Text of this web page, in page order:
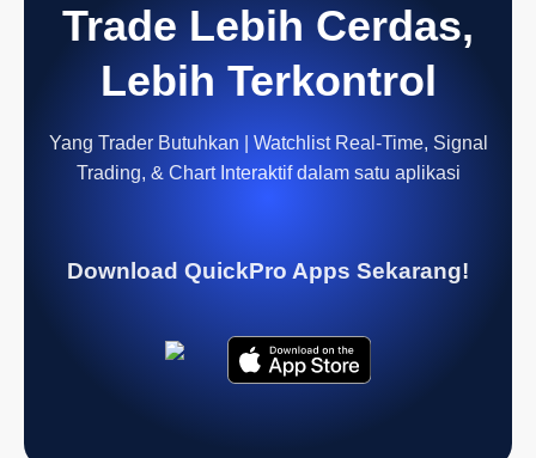
Trade Lebih Cerdas,
Lebih Terkontrol
Yang Trader Butuhkan | Watchlist Real-Time, Signal
Trading, & Chart Interaktif dalam satu aplikasi
Download QuickPro Apps Sekarang!